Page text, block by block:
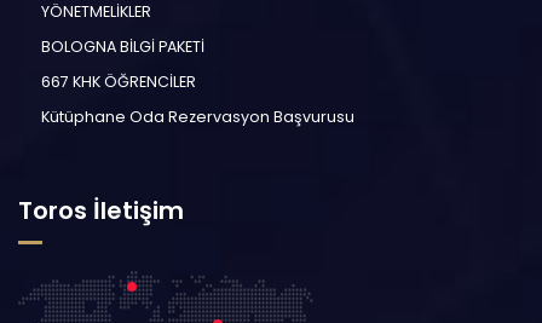
YÖNETMELİKLER
BOLOGNA BİLGİ PAKETİ
667 KHK ÖĞRENCİLER
Kütüphane Oda Rezervasyon Başvurusu
Toros İletişim